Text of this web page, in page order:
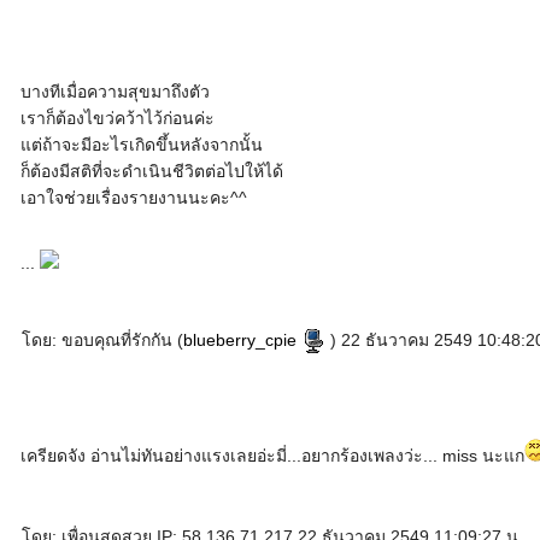
บางทีเมื่อความสุขมาถึงตัว
เราก็ต้องไขว่คว้าไว้ก่อนค่ะ
แต่ถ้าจะมีอะไรเกิดขึ้นหลังจากนั้น
ก็ต้องมีสติที่จะดำเนินชีวิตต่อไปให้ได้
เอาใจช่วยเรื่องรายงานนะคะ^^
โดย: ขอบคุณที่รักกัน (blueberry_cpie ) 22 ธันวาคม 2549
เครียดจัง อ่านไม่ทันอย่างแรงเลยอ่ะมี่...อยากร้องเพลงว่ะ... miss นะแก